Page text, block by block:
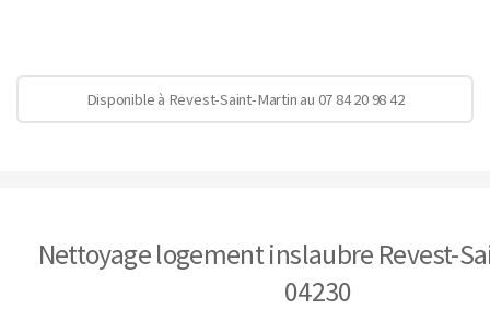
Disponible à Revest-Saint-Martin au 07 84 20 98 42
Nettoyage logement inslaubre Revest-
04230